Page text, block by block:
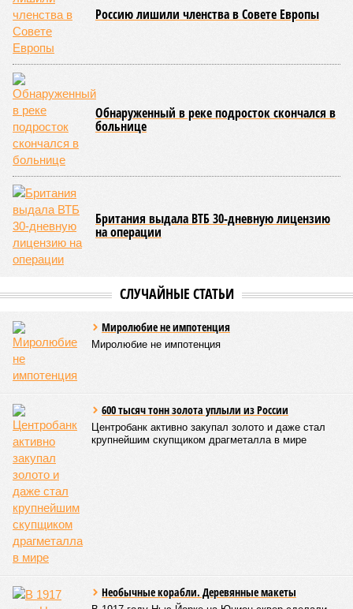
Около 100 лет назад в Поднебесной приключилось то, что
у нас назвали бы тридцатью тремя несчастьями. Страну
последовательно поразили: многолетняя засуха, страшный
паводок, невероятные ливни. Несколько миллионов
человек не пережили этот разгул стихий. Вот что тогда
приключилось.
Зима 1931 года выдалась в Китае чрезвычайно
продолжительной и суровой. Снега образовалось огромное
количество – казалось бы, хороший знак после периода
великой суши, продолжавшегося с 1928-го. Но всё
обратилось катастрофой. Снег растаял, устремился в реки,
начался небывалый паводок, быстро обернувшийся
страшным наводнением, которое обильные весенние ливни
только усугубили. К июню всё это преобразовалось в
сразу девятью циклонами. Последствия оказались
территорию в 180 тыс. квадратных километров, что равно
по площади Карелии, шести Курским или Калужским
областям, десятку Чуваший.
В общем, недаром события 1931-го находятся на первом
месте в списке самых смертоносных стихийных бедствий,
когда-либо происходивших на планете. Число
пострадавших в тот год достигло 53 млн человек, число
погибших, по некоторым оценкам, составило 4 миллиона.
Впрочем, для Китая подобное не в новинку. Так, в сентябре
1887 года вода прорвала многочисленные дамбы на реке
Хуанхэ и быстро залила почти весь Северный Китай, так
как местность там довольно низменная, и потоп просто не
встречал препятствий на своём пути, уничтожая деревни и
целые города. Водой залило 130 тыс. квадратных
километров (а это больше территорий Оренбургской или
Кировской областей), 2 млн человек остались без крова,
ещё столько же погибли в результате спровоцированной